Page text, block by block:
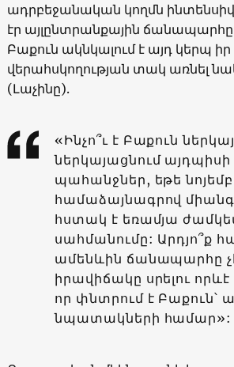
ադրբեջանական կողմն
էր այլընտրանքային
Բաքուն ակնկալում է այդ կերպ իր
վերահսկողության տակ առնել
(Լաչինը).
«Ինչո՞ւ է Բաքուն
ներկայացնում այդպիսի
պահանջներ, եթե
համաձայնագրով
հստակ է եռամյա
սահմանումը: Արդյո՞ք
ամենևին ճանապարհը
իրավիճակը սրելու
որ փնտրում է Բաքուն՝
նպատակների համար»: